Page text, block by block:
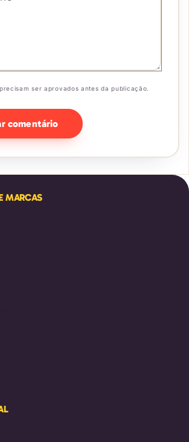
ser aprovados antes da publicação.
MARCAS